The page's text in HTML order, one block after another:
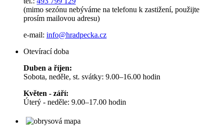
(mimo sezónu nebýváme na telefonu k zastižení, použijte
prosím mailovou adresu)
e-mail: info@hradpecka.cz
Otevírací doba
Duben a říjen:
Sobota, neděle, st. svátky: 9.00–16.00 hodin
Květen - září:
Úterý - neděle: 9.00–17.00 hodin